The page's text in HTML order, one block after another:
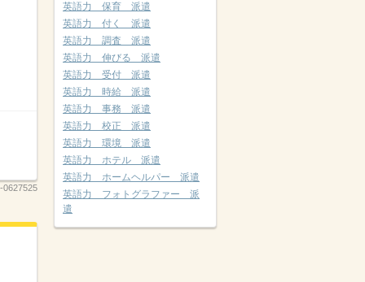
0627525
英語力 保育 派遣
英語力 付く 派遣
英語力 調査 派遣
英語力 伸びる 派遣
英語力 受付 派遣
英語力 時給 派遣
英語力 事務 派遣
英語力 校正 派遣
英語力 環境 派遣
英語力 ホテル 派遣
英語力 ホームヘルパー 派遣
英語力 フォトグラファー 派
遣